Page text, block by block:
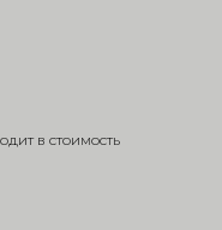
в стоимость